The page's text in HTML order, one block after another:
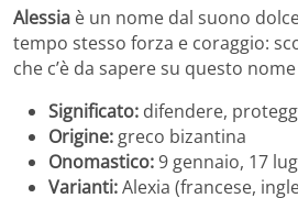
Alessia è un nome dal suono
tempo stesso forza e coraggio:
che c’è da sapere su questo
Significato: difendere,
Origine: greco bizantina
Onomastico:9 gennaio, 17
Varianti:Alexia (francese,